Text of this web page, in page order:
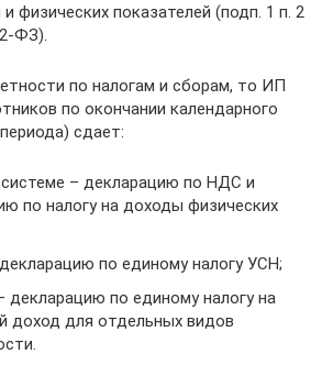
физических показателей (подп. 1 п. 2
ФЗ).
по налогам и сборам, то ИП
по окончании календарного
сдает:
– декларацию по НДС и
по налогу на доходы физических
по единому налогу УСН;
по единому налогу на
доход для отдельных видов